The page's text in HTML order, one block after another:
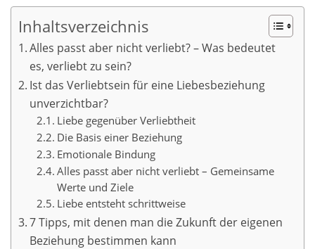
Inhaltsverzeichnis
Alles passt aber nicht verliebt? – Was bedeutet
es, verliebt zu sein?
Ist das Verliebtsein für eine Liebesbeziehung
unverzichtbar?
Liebe gegenüber Verliebtheit
Die Basis einer Beziehung
Emotionale Bindung
Alles passt aber nicht verliebt – Gemeinsame
Werte und Ziele
Liebe entsteht schrittweise
7 Tipps, mit denen man die Zukunft der eigenen
Beziehung bestimmen kann